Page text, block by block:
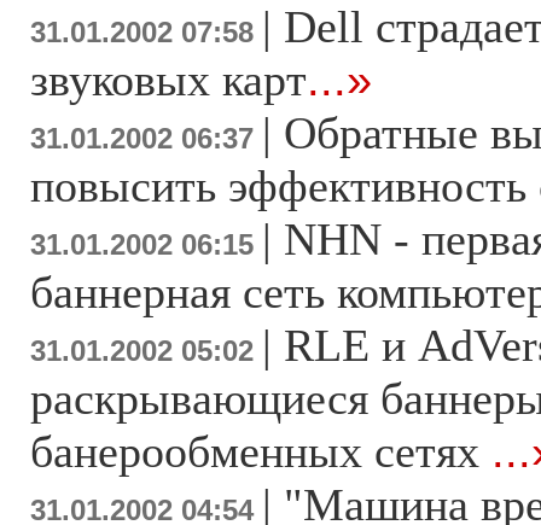
31.01.2002 07:58 | Dell
звуковых карт...»
31.01.2002 06:37 | Обратные
повысить эффективность
31.01.2002 06:15 | NHN -
баннерная сеть
31.01.2002 05:02 | RLE и
раскрывающиеся
банерообменных сетях
31.01.2002 04:54 | "Машина